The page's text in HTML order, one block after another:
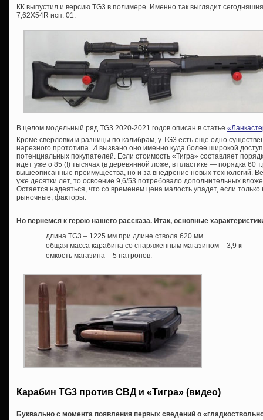
КК выпустил и версию TG3 в полимере. Именно так выглядит
7,62Х54R исп. 01.
В целом модельный ряд TG3 2020-2021 годов описан в статье
Кроме сверловки и разницы по калибрам, у TG3 есть еще одно
нарезного прототипа. И вызвано оно именно куда более широкой
потенциальных покупателей. Если стоимость «Тигра» составляет
идет уже о 85 (!) тысячах (в деревянной ложе, в пластике — порядка 60
вышеописанные преимущества, но и за внедрение новых технологий.
уже десятки лет, то освоение 9,6/53 потребовало дополнительных
Остается надеяться, что со временем цена малость упадет, если
рыночные, факторы.
Но вернемся к герою нашего рассказа. Итак, основные
длина TG3 – 1225 мм при длине ствола 620 мм
общая масса карабина со снаряженным магазином – 3,9 кг
емкость магазина – 5 патронов.
Карабин TG3 против СВД и «Тигра» (видео)
Буквально с момента появления первых сведений о